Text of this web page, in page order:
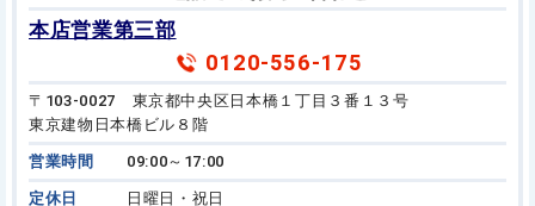
本店営業第三部
0120-556-175
〒103-0027 東京都中央区日本橋１丁目３番１３号
東京建物日本橋ビル８階
営業時間 09:00～17:00
定休日
日曜日・祝日